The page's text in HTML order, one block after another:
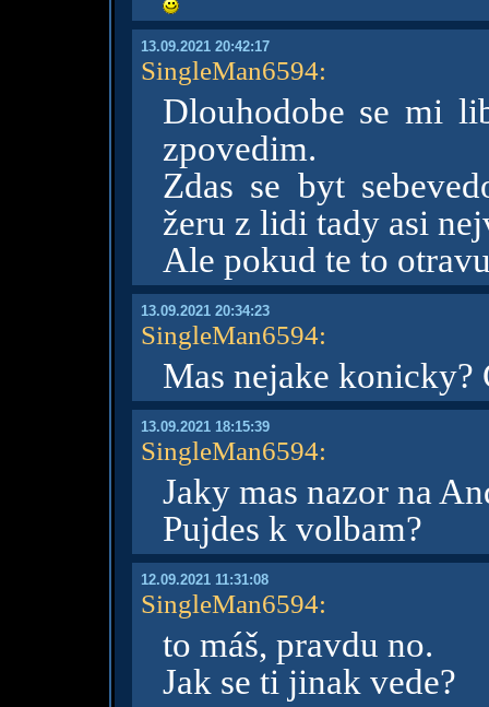
13.09.2021 20:42:17
SingleMan6594:
Dlouhodobe se mi
zpovedim.
Zdas se byt
žeru z lidi tady asi
Ale pokud te to
13.09.2021 20:34:23
SingleMan6594:
Mas nejake konicky?
13.09.2021 18:15:39
SingleMan6594:
Jaky mas nazor na
Pujdes k volbam?
12.09.2021 11:31:08
SingleMan6594:
to máš, pravdu no.
Jak se ti jinak vede?